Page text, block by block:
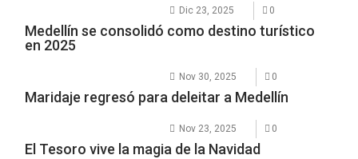
Dic 23, 2025 0
Medellín se consolidó como destino turístico
en 2025
Nov 30, 2025 0
Maridaje regresó para deleitar a Medellín
Nov 23, 2025 0
El Tesoro vive la magia de la Navidad